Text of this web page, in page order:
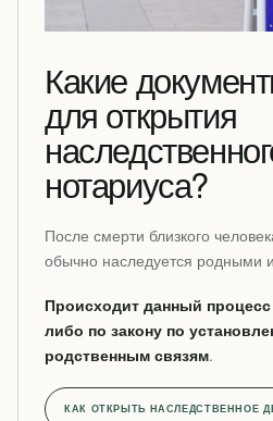
Какие
для открытия
нотариуса?
После смерти близкого
обычно наследуется родными
Происходит данный
либо по закону по
родственным связям.
КАК ОТКРЫТЬ НАСЛЕДСТВЕННОЕ